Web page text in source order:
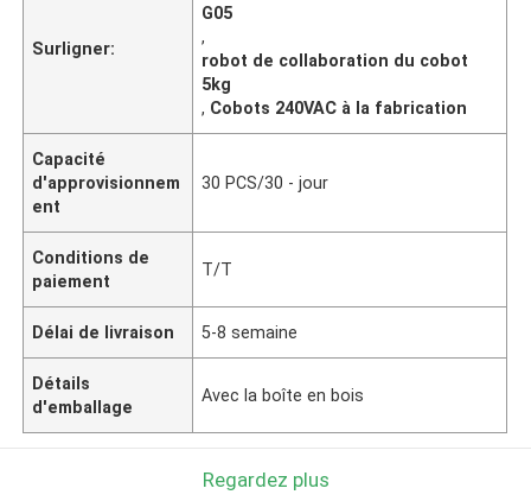
Surligner:
G05
,
robot de collaboration du cobot
5kg
, Cobots 240VAC à la fabrication
Capacité
d'approvisionnem
ent
30 PCS/30 - jour
Conditions de
paiement
T/T
Délai de livraison 5-8 semaine
Détails
d'emballage
Avec la boîte en bois
Regardez plus